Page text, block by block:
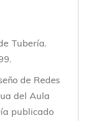
Tubería.
de Redes
del Aula
publicado